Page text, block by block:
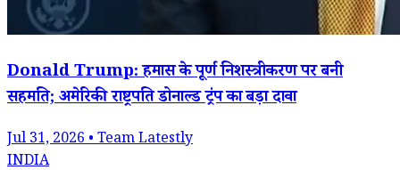
Donald Trump: हमास के पूर्ण निशस्त्रीकरण पर बनी
सहमति; अमेरिकी राष्ट्रपति डोनाल्ड ट्रंप का बड़ा दावा
Jul 31, 2026 • Team Latestly
INDIA